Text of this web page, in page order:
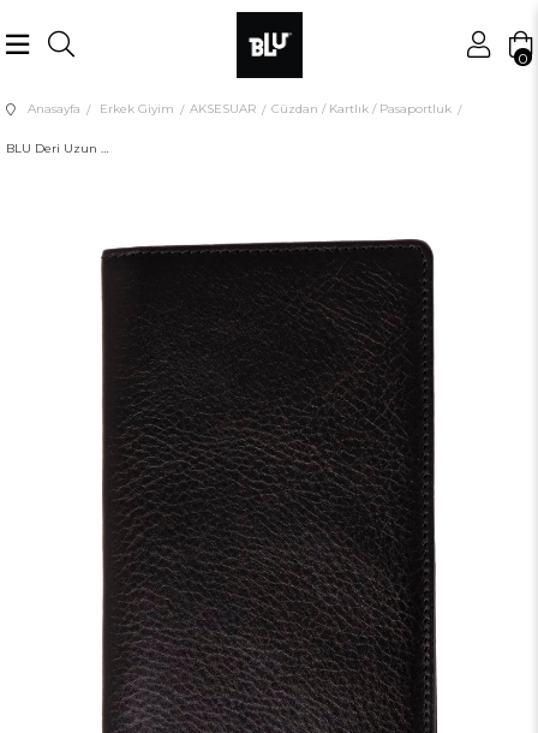
0
Anasayfa Erkek Giyim AKSESUAR Cüzdan / Kartlık / Pasaportluk
BLU Deri Uzun Cüzdan